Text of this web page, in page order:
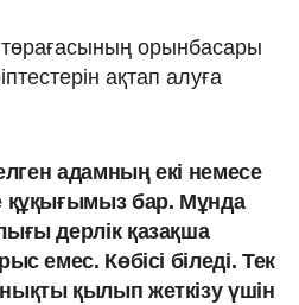
төрағасының орынбасары
ақтап алуға
адамның екі немесе
құқығымыз бар. Мұнда
дерлік қазақша
емес. Көбісі біледі. Тек
қылып жеткізу үшін